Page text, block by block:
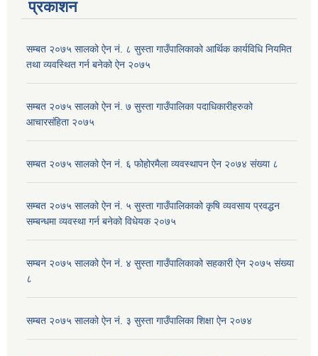
प्रकाशन
सम्बत २०७५ सालको ऐन नं. ८ सुस्ता गाउँपालिकाको आर्थिक कार्यविधि नियमित
तथा व्यवस्थित गर्न बनेको ऐन २०७५
सम्बत २०७५ सालको ऐन नं. ७ सुस्ता गाउँपालिका पदाधिकारीहरुको
आचारसंहिता २०७५
सम्बत २०७५ सालको ऐन नं. ६ फोहोरमैला व्यवस्थापन ऐन २०७४ संख्या ८
सम्बत २०७५ सालको ऐन नं. ५ सुस्ता गाउँपालिकाको कृषि व्यवसाय प्रवद्धन
सम्बन्धमा व्यवस्था गर्न बनेको विधेयक २०७५
सम्बन २०७५ सालको ऐन नं. ४ सुस्ता गाउँपालिकाको सहकारी ऐन २०७५ संख्या
८
सम्बत २०७५ सालको ऐन नं. ३ सुस्ता गाउँपालिका शिक्षा ऐन २०७४